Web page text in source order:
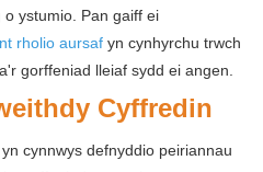
ystumio. Pan gaiff ei
rholio aursaf yn cynhyrchu trwch
gorffeniad lleiaf sydd ei angen.
Cyffredin
cynnwys defnyddio peiriannau